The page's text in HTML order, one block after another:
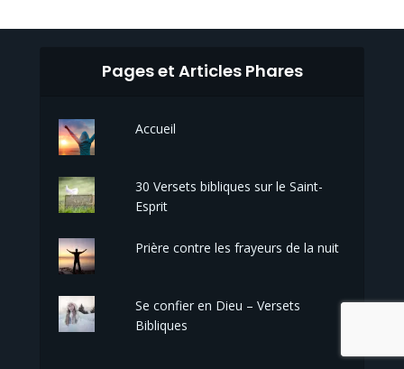
Pages et Articles Phares
Accueil
30 Versets bibliques sur le Saint-
Esprit
Prière contre les frayeurs de la nuit
Se confier en Dieu – Versets
Bibliques